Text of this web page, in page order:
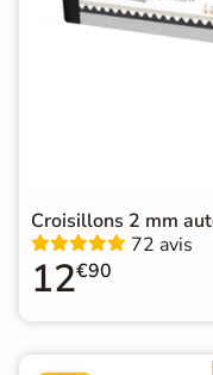
Croisillons 2 mm
72 avis
12€90